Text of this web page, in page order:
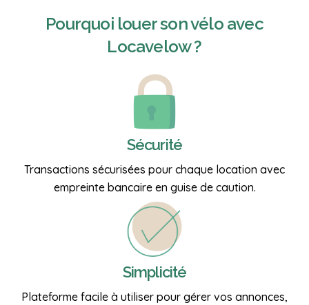
Pourquoi louer son véloavec
Locavelow ?
Sécurité
Transactions sécurisées pour chaque location avec
empreinte bancaire en guise de caution.
Simplicité
Plateforme facile à utiliser pour gérer vos annonces,